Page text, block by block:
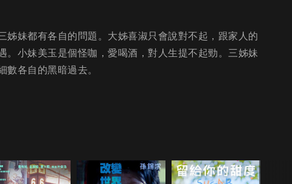
妹都有各自的問題。大姊喜淑只會說對不起，跟家人的
小妹美玉是個怪咖，愛喝酒，對人生提不起勁。三姊妹
數各自的黑暗過去。